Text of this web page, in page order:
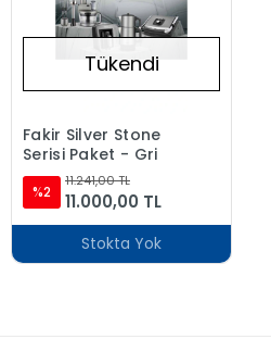
Tükendi
Fakir Silver Stone
Serisi Paket - Gri
%2
11.241,00 TL
11.000,00 TL
Stokta Yok